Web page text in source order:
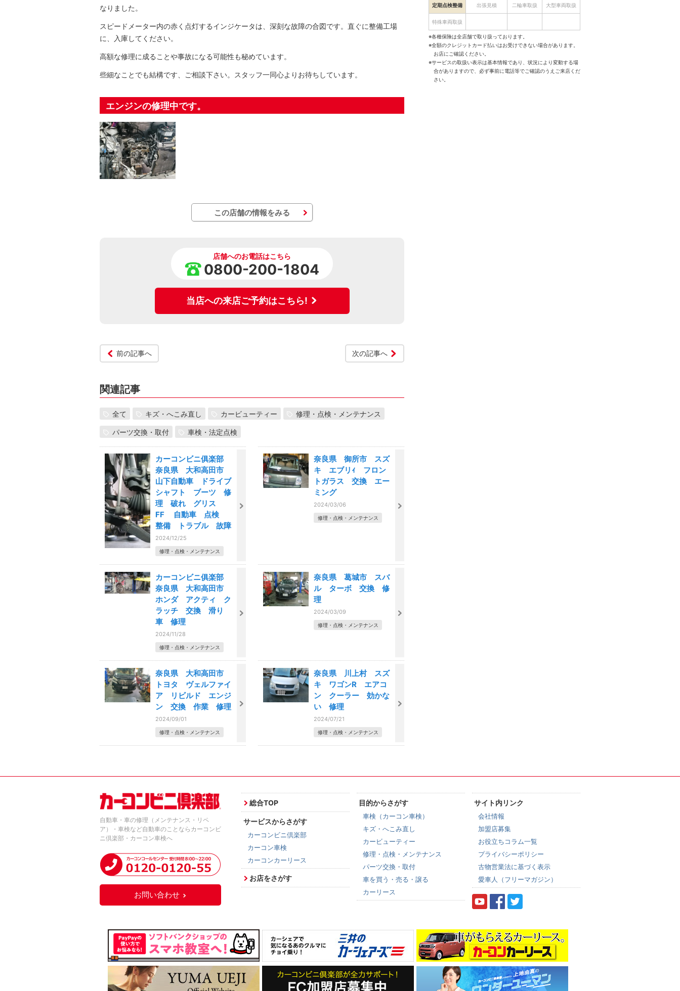
なりました。
スピードメーター内の赤く点灯するインジケータは、深刻な故障の合図です。直ぐに整備工場
に、入庫してください。
高額な修理に成ることや事故になる可能性も秘めています。
些細なことでも結構です、ご相談下さい。スタッフ一同心よりお待ちしています。
エンジンの修理中です。
この店舗の情報をみる
店舗へのお電話はこちら
0800-200-1804
当店への来店ご予約はこちら!
前の記事へ 次の記事へ
関連記事
全て キズ・へこみ直し カービューティー 修理・点検・メンテナンス
パーツ交換・取付 車検・法定点検
カーコンビニ俱楽部
奈良県 大和高田市
山下自動車 ドライブ
シャフト ブーツ 修
理 破れ グリス
FF 自動車 点検
整備 トラブル 故障
2024/12/25
修理・点検・メンテナンス
奈良県 御所市 スズ
キ エブリｨ フロン
トガラス 交換 エー
ミング
2024/03/06
修理・点検・メンテナンス
カーコンビニ俱楽部
奈良県 大和高田市
ホンダ アクティ ク
ラッチ 交換 滑り
車 修理
2024/11/28
修理・点検・メンテナンス
奈良県 葛城市 スバ
ル ターボ 交換 修
理
2024/03/09
修理・点検・メンテナンス
奈良県 大和高田市
トヨタ ヴェルファイ
ア リビルド エンジ
ン 交換 作業 修理
2024/09/01
修理・点検・メンテナンス
奈良県 川上村 スズ
キ ワゴンR エアコ
ン クーラー 効かな
い 修理
2024/07/21
修理・点検・メンテナンス
定期点検整備 出張見積 二輪車取扱 大型車両取扱
特殊車両取扱
※各種保険は全店舗で取り扱っております。
※全額のクレジットカード払いはお受けできない場合があります。
お店にご確認ください。
※サービスの取扱い表示は基本情報であり、状況により変動する場
合がありますので、必ず事前に電話等でご確認のうえご来店くだ
さい。
自動車・車の修理（メンテナンス・リペ
ア）・車検など自動車のことならカーコンビ
ニ倶楽部・カーコン車検へ
お問い合わせ
総合TOP
サービスからさがす
カーコンビニ倶楽部
カーコン車検
カーコンカーリース
お店をさがす
目的からさがす
車検（カーコン車検）
キズ・へこみ直し
カービューティー
修理・点検・メンテナンス
パーツ交換・取付
車を買う・売る・譲る
カーリース
サイト内リンク
会社情報
加盟店募集
お役立ちコラム一覧
プライバシーポリシー
古物営業法に基づく表示
愛車人（フリーマガジン）